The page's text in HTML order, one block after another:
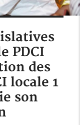
PDCI
des
locale 1
son